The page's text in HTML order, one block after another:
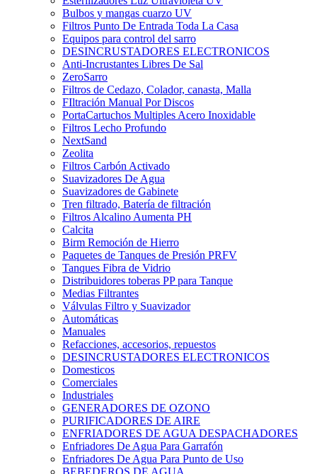
Bulbos y mangas cuarzo UV
Filtros Punto De Entrada Toda La Casa
Equipos para control del sarro
DESINCRUSTADORES ELECTRONICOS
Anti-Incrustantes Libres De Sal
ZeroSarro
Filtros de Cedazo, Colador, canasta, Malla
FIltración Manual Por Discos
PortaCartuchos Multiples Acero Inoxidable
Filtros Lecho Profundo
NextSand
Zeolita
Filtros Carbón Activado
Suavizadores De Agua
Suavizadores de Gabinete
Tren filtrado, Batería de filtración
Filtros Alcalino Aumenta PH
Calcita
Birm Remoción de Hierro
Paquetes de Tanques de Presión PRFV
Tanques Fibra de Vidrio
Distribuidores toberas PP para Tanque
Medias Filtrantes
Válvulas Filtro y Suavizador
Automáticas
Manuales
Refacciones, accesorios, repuestos
DESINCRUSTADORES ELECTRONICOS
Domesticos
Comerciales
Industriales
GENERADORES DE OZONO
PURIFICADORES DE AIRE
ENFRIADORES DE AGUA DESPACHADORES
Enfriadores De Agua Para Garrafón
Enfriadores De Agua Para Punto de Uso
BEBEDEROS DE AGUA